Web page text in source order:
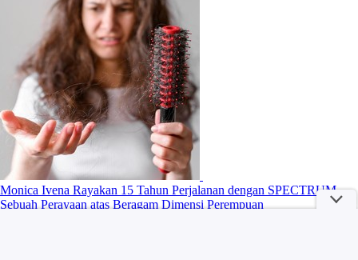
Monica Ivena Rayakan 15 Tahun Perjalanan dengan SPECTRUM,
Sebuah Perayaan atas Beragam Dimensi Perempuan